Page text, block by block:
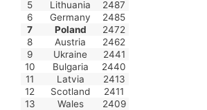
5
Lithuania
2487
6
Germany
2485
7
Poland
2472
8
Austria
2462
9
Ukraine
2441
10
Bulgaria
2440
11
Latvia
2413
12
Scotland
2411
13
Wales 2409